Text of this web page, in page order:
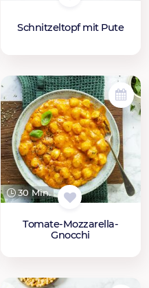
Schnitzeltopf mit Pute
30 Min.
Tomate-Mozzarella-
Gnocchi